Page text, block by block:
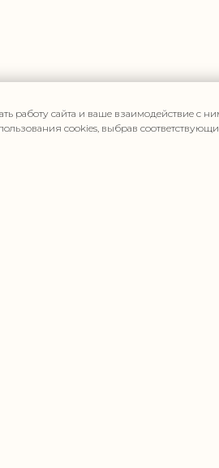
работу сайта и ваше взаимодействие с
cookies, выбрав